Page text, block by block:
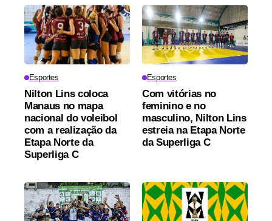
Esportes
Nilton Lins coloca
Manaus no mapa
nacional do voleibol
com a realização da
Etapa Norte da
Superliga C
Esportes
Com vitórias no
feminino e no
masculino, Nilton Lins
estreia na Etapa Norte
da Superliga C